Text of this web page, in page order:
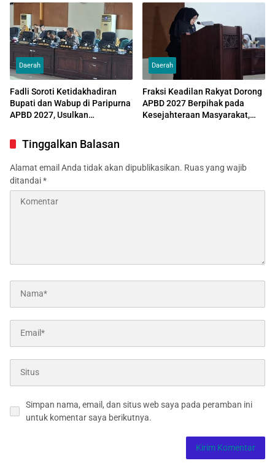
Utamakan Pelayanan
Masyarakat
Anggota
Daerah
Fadli Soroti Ketidakhadiran
Bupati dan Wabup di Paripurna
APBD 2027, Usulkan
Absen
Daerah
Fraksi Keadilan Rakyat Dorong
APBD 2027 Berpihak pada
Kesejahteraan Masyarakat,
Tinggalkan Balasan
Alamat email Anda tidak akan dipublikasikan. Ruas yang wajib
ditandai*
Simpan nama, email, dan situs web saya pada peramban ini
untuk komentar saya berikutnya.